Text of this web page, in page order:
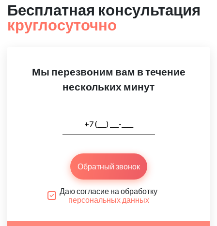
Бесплатная консультация
круглосуточно
Мы перезвоним вам в течение
нескольких минут
Обратный звонок
Даю согласие на обработку
персональных данных